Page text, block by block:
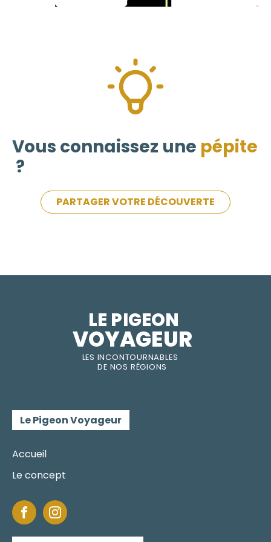
Vous connaissez une pépite
?
PARTAGER VOTRE DÉCOUVERTE
LES INCONTOURNABLES
DE NOS RÉGIONS
LE PIGEON
VOYAGEUR
Le Pigeon Voyageur
Accueil
Le concept